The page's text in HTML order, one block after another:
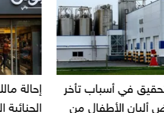
إحالة مالك محل إيتوال
الجنائية العاجلة